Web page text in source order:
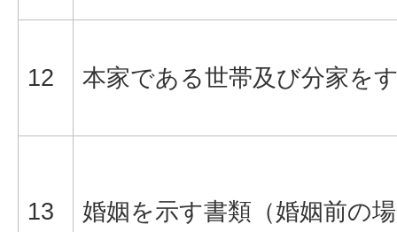
12 本家である世帯及び分家を
13 婚姻を示す書類（婚姻前の